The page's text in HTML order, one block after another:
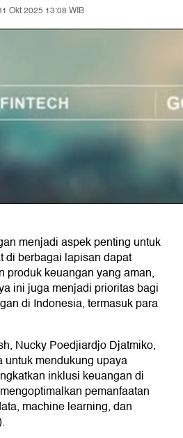
Okt 2025 13:08 WIB
menjadi aspek penting untuk
di berbagai lapisan dapat
produk keuangan yang aman,
ini juga menjadi prioritas bagi
di Indonesia, termasuk para
Nucky Poedjiardjo Djatmiko,
mendukung upaya
inklusi keuangan di
pemanfaatan
machine learning, dan